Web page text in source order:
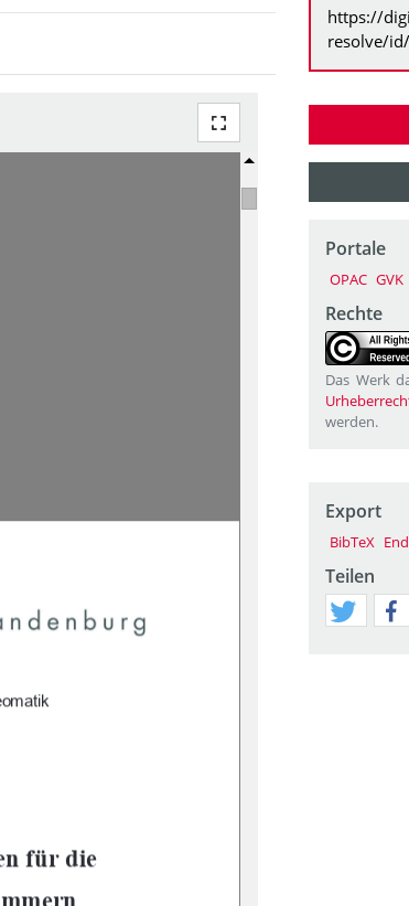
für die
https://
resolve/
Portale
OPAC GVK
Rechte
Das Werk
werden.
Export
BibTeX
Teilen